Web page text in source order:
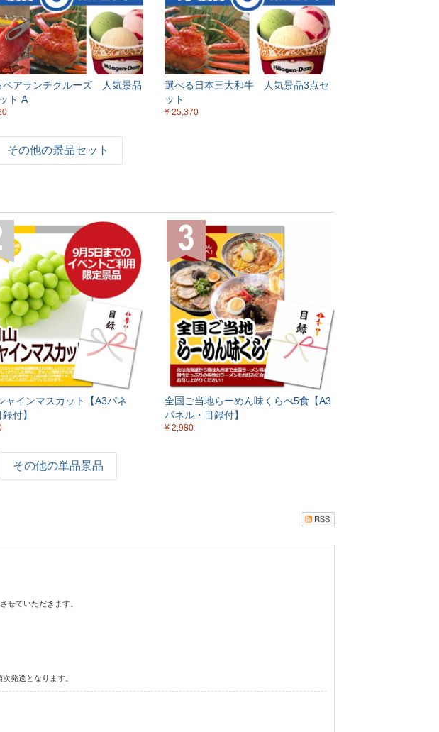
ペアランチクルーズ 人気景品
ト A
選べる日本三大和牛 人気景品3点セ
ット
¥ 25,370
その他の景品セット
ャインマスカット【A3パネ
付】
全国ご当地らーめん味くらべ5食【A3
パネル・目録付】
¥ 2,980
その他の単品景品
せていただきます。
発送となります。